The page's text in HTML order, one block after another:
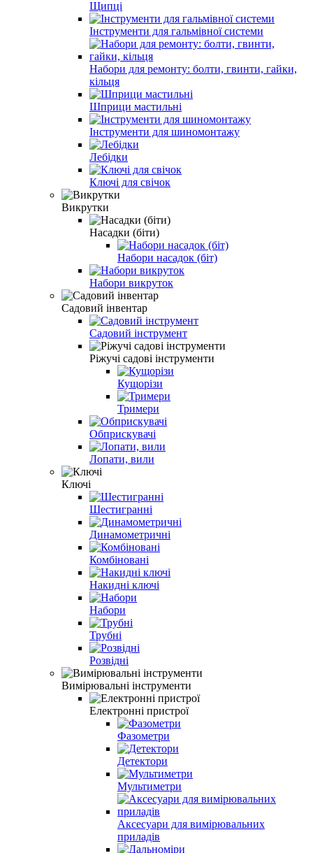
Щипці
Інструменти для гальмівної системи
Набори для ремонту: болти, гвинти, гайки,
кільця
Шприци мастильні
Інструменти для шиномонтажу
Лебідки
Ключі для свічок
Викрутки
Насадки (біти)
Набори насадок (біт)
Набори викруток
Садовий інвентар
Садовий інструмент
Ріжучі садові інструменти
Кущорізи
Тримери
Обприскувачі
Лопати, вили
Ключі
Шестигранні
Динамометричні
Комбіновані
Накидні ключі
Набори
Трубні
Розвідні
Вимірювальні інструменти
Електронні пристрої
Фазометри
Детектори
Мультиметри
Аксесуари для вимірювальних
приладів